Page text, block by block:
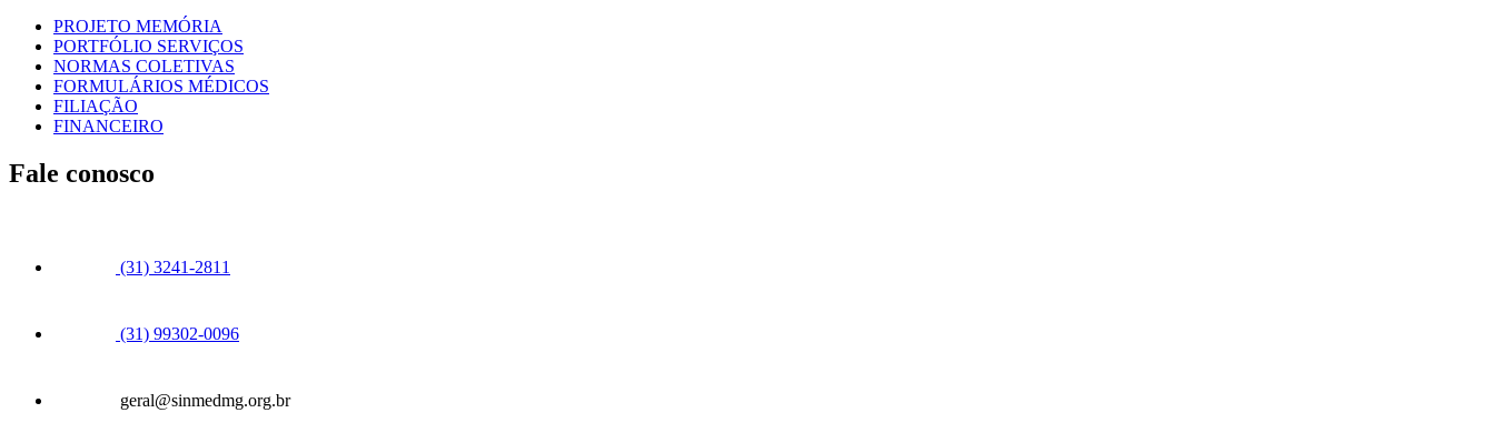
PROJETO MEMÓRIA
PORTFÓLIO SERVIÇOS
NORMAS COLETIVAS
FORMULÁRIOS MÉDICOS
FILIAÇÃO
FINANCEIRO
Fale conosco
(31) 3241-2811
(31) 99302-0096
geral@sinmedmg.org.br